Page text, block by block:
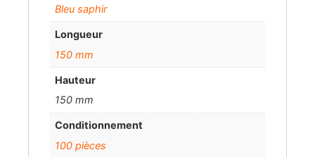
Bleu saphir
Longueur
150 mm
Hauteur
150 mm
Conditionnement
100 pièces